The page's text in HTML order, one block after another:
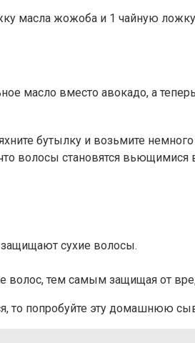
масла жожоба и 1 чайную
масло вместо авокадо, а
бутылку и возьмите
волосы становятся вьющимися
сухие волосы.
волос, тем самым защищая от
то попробуйте эту домашнюю